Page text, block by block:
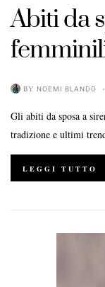
Abiti da
BY NOEMI BLANDO
Gli abiti da sposa a
tradizione e ultimi
LEGGI TUTTO